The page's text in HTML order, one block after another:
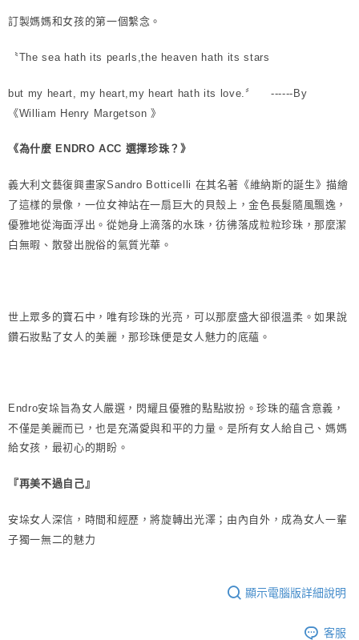
訂製媽媽和女孩的第一個繫念。
〝The sea hath its pearls,the heaven hath its stars
but my heart, my heart,my heart hath its love.〞 ------By
《William Henry Margetson 》
《為什麼 ENDRO ACC 選擇珍珠？》
義大利文藝復興畫家Sandro Botticelli 在其名著《維納斯的誕生》描繪
了這樣的景像，一位女神站在一扇巨大的貝殼上，金色長髮隨風飄逸，
優雅地從海面浮出。從她身上滴落的水珠，彷彿落成粒粒珍珠，那麼潔
白無暇、散發出脫俗的氣質光華。
世上眾多的寶石中，唯有珍珠的光亮，可以那麼盛大卻很溫柔。如果說
鑽石妝點了女人的美麗，那珍珠便是女人魅力的底蘊。
Endro安垛旨為女人嚴選，閃耀且優雅的點點妝扮。珍珠的蘊含意義，
不僅是美麗而已，也是充滿愛與和平的力量。 是所有女人給自己、媽媽
給女孩，最初心的期盼。
『再美不過自己』
安垛女人深信，時間和經歷，將旋轉出光澤； 由內自外，成為女人一輩
子獨一無二的魅力
顯示電腦版詳細說明
客服